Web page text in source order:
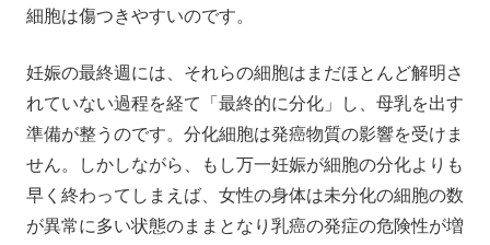
細胞は傷つきやすいのです。
妊娠の最終週には、それらの細胞はまだほとんど解明さ
れていない過程を経て「最終的に分化」し、母乳を出す
準備が整うのです。分化細胞は発癌物質の影響を受けま
せん。しかしながら、もし万一妊娠が細胞の分化よりも
早く終わってしまえば、女性の身体は未分化の細胞の数
が異常に多い状態のままとなり乳癌の発症の危険性が増